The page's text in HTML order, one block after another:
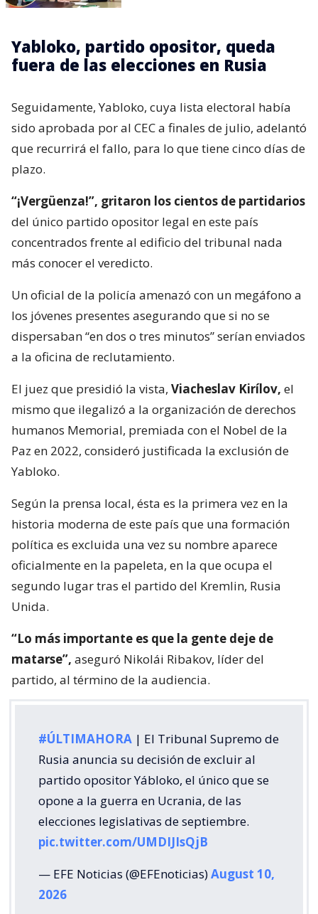
Yabloko, partido opositor, queda
fuera de las elecciones en Rusia
Seguidamente, Yabloko, cuya lista electoral había
sido aprobada por al CEC a finales de julio, adelantó
que recurrirá el fallo, para lo que tiene cinco días de
plazo.
“¡Vergüenza!”, gritaron los cientos de partidarios
del único partido opositor legal en este país
concentrados frente al edificio del tribunal nada
más conocer el veredicto.
Un oficial de la policía amenazó con un megáfono a
los jóvenes presentes asegurando que si no se
dispersaban “en dos o tres minutos” serían enviados
a la oficina de reclutamiento.
El juez que presidió la vista, Viacheslav Kirílov, el
mismo que ilegalizó a la organización de derechos
humanos Memorial, premiada con el Nobel de la
Paz en 2022, consideró justificada la exclusión de
Yabloko.
Según la prensa local, ésta es la primera vez en la
historia moderna de este país que una formación
política es excluida una vez su nombre aparece
oficialmente en la papeleta, en la que ocupa el
segundo lugar tras el partido del Kremlin, Rusia
Unida.
“Lo más importante es que la gente deje de
matarse”, aseguró Nikolái Ribakov, líder del
partido, al término de la audiencia.
#ÚLTIMAHORA | El Tribunal Supremo de
Rusia anuncia su decisión de excluir al
partido opositor Yábloko, el único que se
opone a la guerra en Ucrania, de las
elecciones legislativas de septiembre.
pic.twitter.com/UMDIJIsQjB
— EFE Noticias (@EFEnoticias)August 10,
2026